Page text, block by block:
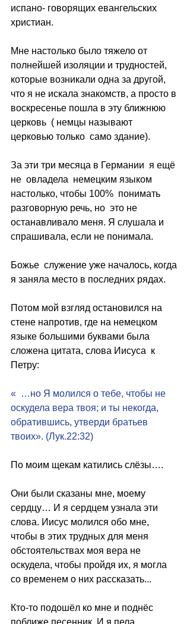
испано- говорящих евангельских
христиан.
Мне настолько было тяжело от
полнейшей изоляции и трудностей,
которые возникали одна за другой,
что я не искала знакомств, а просто в
воскресенье пошла в эту ближнюю
церковь  ( немцы называют
церковью только  само здание).
За эти три месяца в Германии  я ещё
не  овладела  немецким языком
настолько, чтобы 100%  понимать
разговорную речь, но  это не
останавливало меня. Я слушала и
спрашивала, если не понимала.
Божье  служение уже началось, когда
я заняла место в последних рядах.
Потом мой взгляд остановился на
стене напротив, где на немецком
языке большими буквами была
сложена цитата, слова Иисуса  к
Петру:
«  …но Я молился о тебе, чтобы не
оскудела вера твоя; и ты некогда,
обратившись, утверди братьев
твоих». (Лук.22:32)
По моим щекам катились слёзы….
Они были сказаны мне, моему
сердцу… И я сердцем узнала эти
слова. Иисус молился обо мне,
чтобы в этих трудных для меня
обстоятельствах моя вера не
оскудела, чтобы пройдя их, я могла
со временем о них рассказать...
Кто-то подошёл ко мне и поднёс